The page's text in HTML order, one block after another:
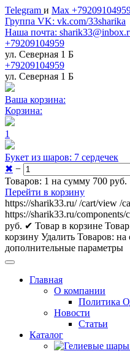
Telegram и Max
Группа VK: vk.com/33sharika
Наша почта:
+79209104959
ул. Северная 1 Б
+79209104959
ул. Северная 1 Б
Ваша корзина:
Корзина:
1
Букет из шаров: 7 сердечек
✖ −
Товаров: 1 на сумму 700 руб.
Перейти в корзину
https://sharik33.ru/ /cart/view /
https://sharik33.ru/
руб. ✔ Товар в корзине
корзину Удалить Товаров: на
дополнительные параметры
Главная
О компании
Политика
Новости
Статьи
Каталог